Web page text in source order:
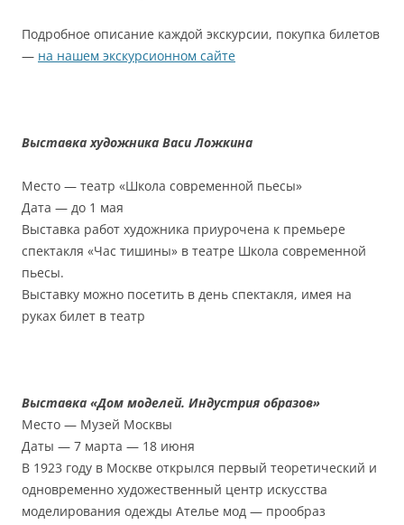
Подробное описание каждой экскурсии, покупка билетов
— на нашем экскурсионном сайте
Выставка художника Васи Ложкина
Место — театр «Школа современной пьесы»
Дата — до 1 мая
Выставка работ художника приурочена к премьере
спектакля «Час тишины» в театре Школа современной
пьесы.
Выставку можно посетить в день спектакля, имея на
руках билет в театр
Выставка «Дом моделей. Индустрия образов»
Место — Музей Москвы
Даты — 7 марта — 18 июня
В 1923 году в Москве открылся первый теоретический и
одновременно художественный центр искусства
моделирования одежды Ателье мод — прообраз